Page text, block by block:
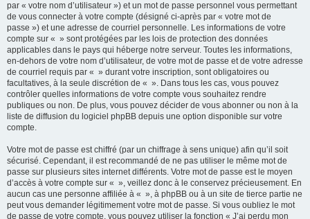
par « votre nom d’utilisateur ») et un mot de passe personnel vous permettant
de vous connecter à votre compte (désigné ci-après par « votre mot de
passe ») et une adresse de courriel personnelle. Les informations de votre
compte sur « » sont protégées par les lois de protection des données
applicables dans le pays qui héberge notre serveur. Toutes les informations,
en-dehors de votre nom d’utilisateur, de votre mot de passe et de votre adresse
de courriel requis par « » durant votre inscription, sont obligatoires ou
facultatives, à la seule discrétion de « ». Dans tous les cas, vous pouvez
contrôler quelles informations de votre compte vous souhaitez rendre
publiques ou non. De plus, vous pouvez décider de vous abonner ou non à la
liste de diffusion du logiciel phpBB depuis une option disponible sur votre
compte.
Votre mot de passe est chiffré (par un chiffrage à sens unique) afin qu’il soit
sécurisé. Cependant, il est recommandé de ne pas utiliser le même mot de
passe sur plusieurs sites internet différents. Votre mot de passe est le moyen
d’accès à votre compte sur « », veillez donc à le conservez précieusement. En
aucun cas une personne affiliée à « », à phpBB ou à un site de tierce partie ne
peut vous demander légitimement votre mot de passe. Si vous oubliez le mot
de passe de votre compte, vous pouvez utiliser la fonction « J’ai perdu mon